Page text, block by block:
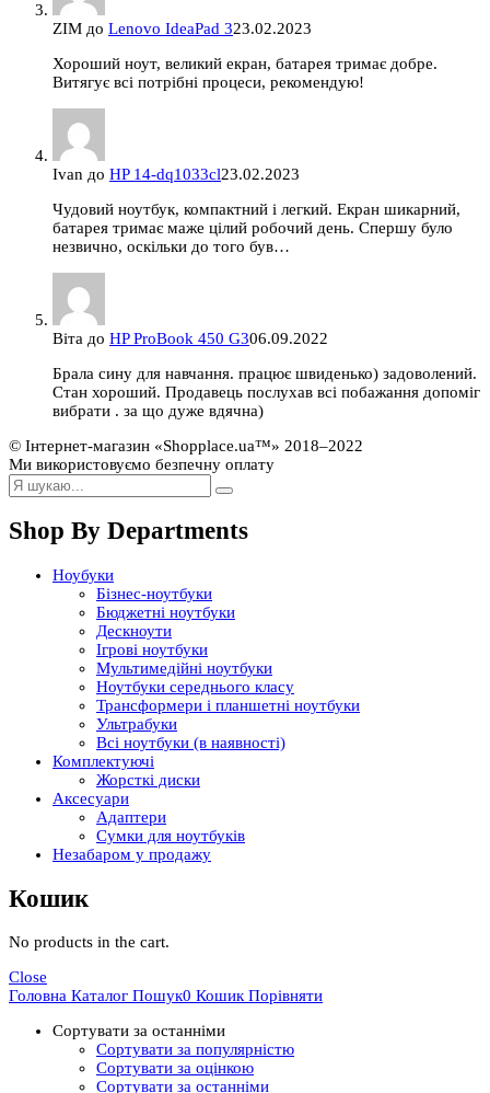
ZIM до Lenovo IdeaPad 323.02.2023
Хороший ноут, великий екран, батарея тримає добре.
Витягує всі потрібні процеси, рекомендую!
Ivan до HP 14-dq1033cl23.02.2023
Чудовий ноутбук, компактний і легкий. Екран шикарний,
батарея тримає маже цілий робочий день. Спершу було
незвично, оскільки до того був…
Віта до HP ProBook 450 G306.09.2022
Брала сину для навчання. працює швиденько) задоволений.
Стан хороший. Продавець послухав всі побажання допоміг
вибрати . за що дуже вдячна)
© Інтернет-магазин «Shopplace.ua™» 2018–2022
Ми використовуємо безпечну оплату
Shop By Departments
Ноубуки
Бізнес-ноутбуки
Бюджетні ноутбуки
Дескноути
Ігрові ноутбуки
Мультимедійні ноутбуки
Ноутбуки середнього класу
Трансформери і планшетні ноутбуки
Ультрабуки
Всі ноутбуки (в наявності)
Комплектуючі
Жорсткі диски
Аксесуари
Адаптери
Сумки для ноутбуків
Незабаром у продажу
Кошик
No products in the cart.
Close
Головна Каталог Пошук0 КошикПорівняти
Сортувати за останніми
Сортувати за популярністю
Сортувати за оцінкою
Сортувати за останніми